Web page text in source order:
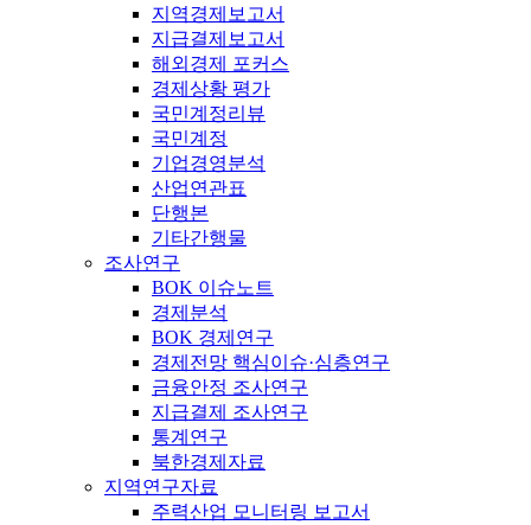
지역경제보고서
지급결제보고서
해외경제 포커스
경제상황 평가
국민계정리뷰
국민계정
기업경영분석
산업연관표
단행본
기타간행물
조사연구
BOK 이슈노트
경제분석
BOK 경제연구
경제전망 핵심이슈·심층연구
금융안정 조사연구
지급결제 조사연구
통계연구
북한경제자료
지역연구자료
주력산업 모니터링 보고서